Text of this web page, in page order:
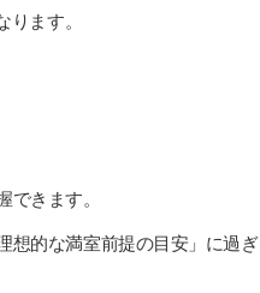
ます。
きます。
想的な満室前提の目安」に過ぎ